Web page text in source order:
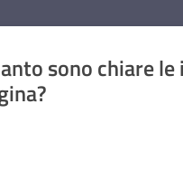
sono chiare